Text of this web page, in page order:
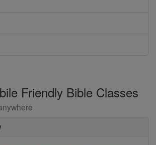
Friendly Bible Classes